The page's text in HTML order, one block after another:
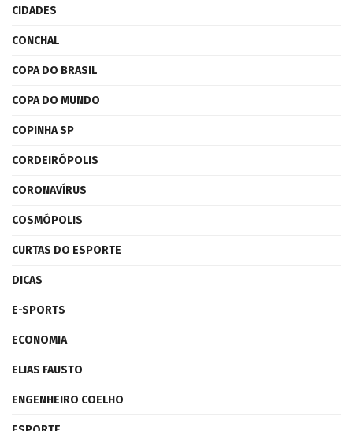
CIDADES
CONCHAL
COPA DO BRASIL
COPA DO MUNDO
COPINHA SP
CORDEIRÓPOLIS
CORONAVÍRUS
COSMÓPOLIS
CURTAS DO ESPORTE
DICAS
E-SPORTS
ECONOMIA
ELIAS FAUSTO
ENGENHEIRO COELHO